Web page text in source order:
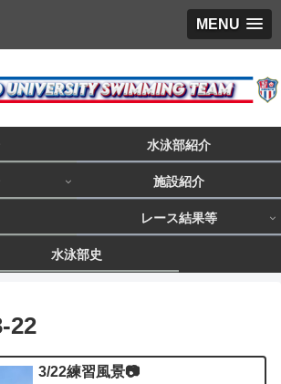
MENU
水泳部紹介
施設紹介
レース結果等
水泳部史
22
3/22練習風景📷